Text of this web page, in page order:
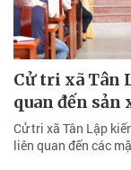
Cử tri xã Tân
quan đến
Cử tri xã Tân Lập
liên quan đến các